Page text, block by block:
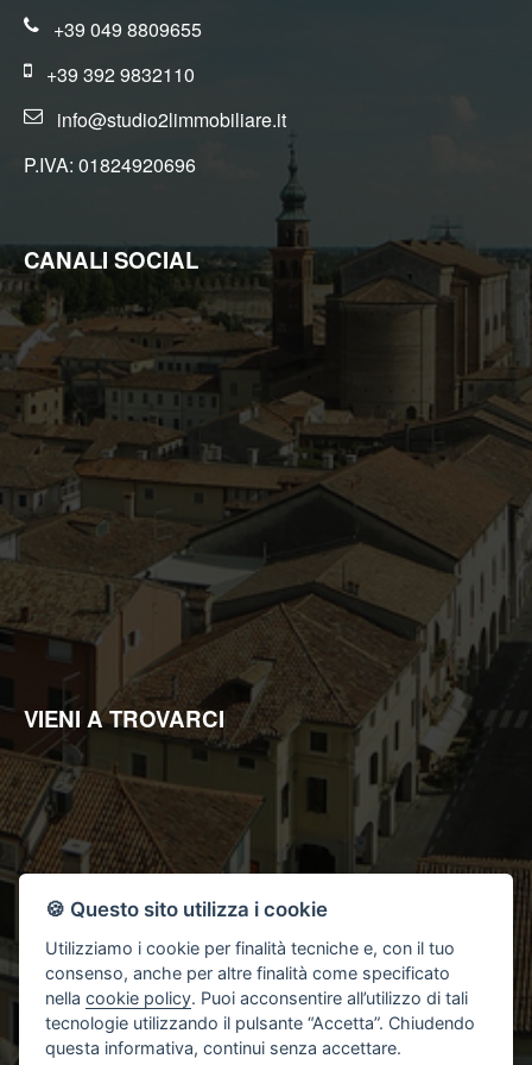
del D.Lgs. n. 56/2004 ed adottato con D.M. n. 143/2006;
Il trattamento sarà effettuato mediante elaborazione ed
elettronici, strettamente necessari per fornirLe il servizio
nostra struttura, il trattamento può comportare le operazioni
(raccolta, registrazione, organizzazione, conservazione,
elaborazione, modificazione, selezione, estrazione, confronto,
utilizzo, interconnessione, blocco, distruzione dei dati,
Nell'ambito del trattamento i dati vengono a conoscenza dei
dipendenti dell'Agenzia e/o dei collaboratori: esterni incaricati
dalla nostra Agenzia di espletare, nel rispetto della normativa
sulla privacy, accertamenti presso i pubblici registri
(Conservatoria dei Registri Immobiliari, Catasto, ecc.) ;
I dati potranno essere comunicati a soggetti iscritti all'albo dei
commercialisti e dei revisori contabili ed a consulenti del lavoro,
nonché ad istituti bancari e finanziari o altri soggetti dei quali
l'Agenzia si serve ed ai quali il trasferimento dei dati risulti
necessario per l'adempimento degli obblighi amministrativi,
contabili e gestionali legati all'ordinario svolgimento della nostra
attività economica e per lo svolgimento dell'attività della nostra
Agenzia in relazione all'assolvimento, da parte nostra, delle
obbligazioni contrattuali assunte nei Suoi confronti;
I dati potranno essere comunicati, ove necessario, a Agenzie
di recupero crediti e soggetti iscritti nell'albo degli avvocati o a
enti pubblici per informazioni richieste dagli stessi o da soggetti
all'uopo incaricati da questi ultimi per l'ottenimento di
finanziamenti pubblici;
Il Titolare del trattamento è "Studio 2L Immobiliare di Lacriola
Lucrezia".
Ai sensi dell'art.7 del suddetto D.Lgs.196/2003, Lei ha il diritto di
conoscere, in ogni momento, quali sono i Suoi dati presso la
nostra Agenzia rivolgendosi, direttamente o per il tramite di un
suo delegato, al Titolare del trattamento; ha inoltre il diritto di
farli aggiornare, integrare, rettificare o cancellare, di chiederne
il blocco e di opporsi al loro trattamento. Più precisamente, la
cancellazione e il blocco riguardano i dati trattati in violazione di
legge. Per l'integrazione occorre vantare un interesse.
L'opposizione può essere sempre esercitata nei riguardi del
materiale commerciale pubblicitario, della vendita diretta o delle
ricerche di mercato; negli altri casi, l'opposizione presuppone
un motivo legittimo.
+39 049 8809655
+39 392 9832110
info@studio2limmobiliare.it
P.IVA: 01824920696
CANALI SOCIAL
VIENI A TROVARCI
🍪 Questo sito utilizza i cookie
Utilizziamo i cookie per finalità tecniche e, con il tuo
consenso, anche per altre finalità come specificato
nellacookie policy. Puoi acconsentire all’utilizzo di tali
tecnologie utilizzando il pulsante “Accetta”. Chiudendo
questa informativa, continui senza accettare.